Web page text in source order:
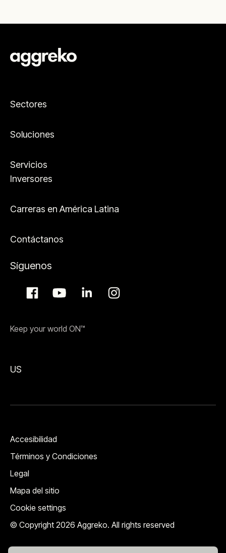
Sectores
Soluciones
Servicios
Inversores
Carreras en América Latina
Contáctanos
Síguenos
Keep your world ON™
US
© Copyright 2026 Aggreko. All rights reserved
Accesibilidad
Términos y Condiciones
Legal
Mapa del sitio
Cookie settings